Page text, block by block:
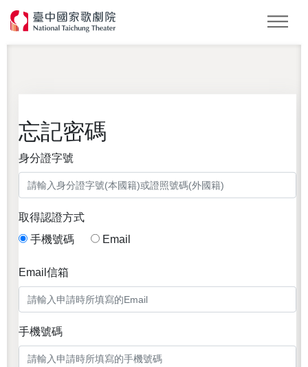
忘記密碼
身分證字號
取得認證方式
手機號碼
Email
Email信箱
手機號碼
驗證碼
年度系列節目票券早鳥預購
藝術紮根，U23會員享75折優惠
會員登入
全站搜尋